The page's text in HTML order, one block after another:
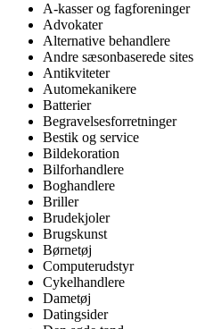
A-kasser og fagforeninger
Advokater
Alternative behandlere
Andre sæsonbaserede sites
Antikviteter
Automekanikere
Batterier
Begravelsesforretninger
Bestik og service
Bildekoration
Bilforhandlere
Boghandlere
Briller
Brudekjoler
Brugskunst
Børnetøj
Computerudstyr
Cykelhandlere
Dametøj
Datingsider